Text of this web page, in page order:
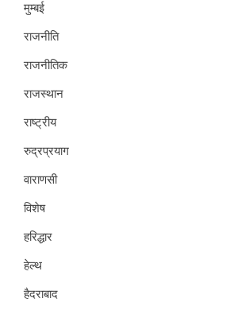
मुम्बई
राजनीति
राजनीतिक
राजस्थान
राष्ट्रीय
रुद्रप्रयाग
वाराणसी
विशेष
हरिद्धार
हेल्थ
हैदराबाद